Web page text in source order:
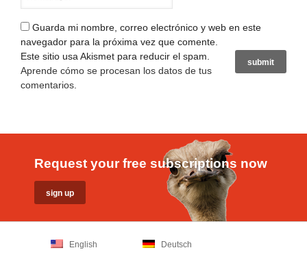
Guarda mi nombre, correo electrónico y web en este
navegador para la próxima vez que comente.
Este sitio usa Akismet para reducir el spam.
Aprende cómo se procesan los datos de tus
comentarios
Request your free subscriptions now
English Deutsch